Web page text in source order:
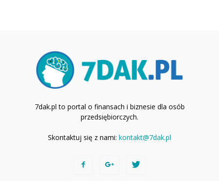
7dak.pl to portal o finansach i biznesie dla osób
przedsiębiorczych.
Skontaktuj się z nami: kontakt@7dak.pl